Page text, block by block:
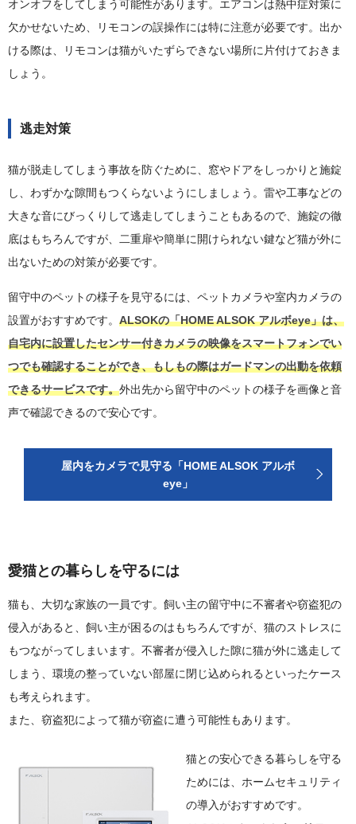
オンオフをしてしまう可能性があります。エアコンは熱中症対策に
欠かせないため、リモコンの誤操作には特に注意が必要です。出か
ける際は、リモコンは猫がいたずらできない場所に片付けておきま
しょう。
逃走対策
猫が脱走してしまう事故を防ぐために、窓やドアをしっかりと施錠
し、わずかな隙間もつくらないようにしましょう。雷や工事などの
大きな音にびっくりして逃走してしまうこともあるので、施錠の徹
底はもちろんですが、二重扉や簡単に開けられない鍵など猫が外に
出ないための対策が必要です。
留守中のペットの様子を見守るには、ペットカメラや室内カメラの
設置がおすすめです。 ALSOKの「HOME ALSOK アルボeye」は、
自宅内に設置したセンサー付きカメラの映像をスマートフォンでい
つでも確認することができ、もしもの際はガードマンの出動を依頼
できるサービスです。外出先から留守中のペットの様子を画像と音
声で確認できるので安心です。
屋内をカメラで見守る「HOME ALSOK アルボ
eye」
愛猫との暮らしを守るには
猫も、大切な家族の一員です。飼い主の留守中に不審者や窃盗犯の
侵入があると、飼い主が困るのはもちろんですが、猫のストレスに
もつながってしまいます。不審者が侵入した隙に猫が外に逃走して
しまう、環境の整っていない部屋に閉じ込められるといったケース
も考えられます。
また、窃盗犯によって猫が窃盗に遭う可能性もあります。
猫との安心できる暮らしを守る
ためには、ホームセキュリティ
の導入がおすすめです。